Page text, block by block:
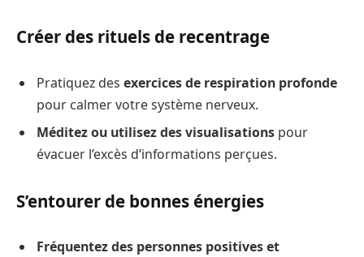
Créer des rituels de recentrage
Pratiquez des exercices de respiration profonde
pour calmer votre système nerveux.
Méditez ou utilisez des visualisations pour
évacuer l’excès d’informations perçues.
S’entourer de bonnes énergies
Fréquentez des personnes positives et